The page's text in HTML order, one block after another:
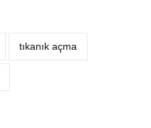
tıkanık açma